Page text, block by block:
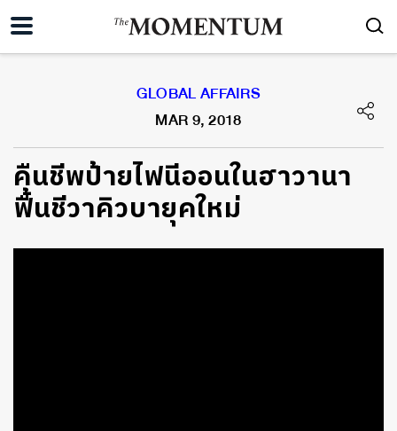
GLOBAL AFFAIRS
MAR 9, 2018
คืนชีพป้ายไฟนีออนในฮาวานา
ฟื้นชีวาคิวบายุคใหม่